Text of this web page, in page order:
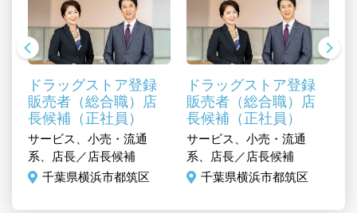
ドラッグストア登録
販売者（総合職）店
長候補（正社員）
サービス、小売・流通
系、店長／店長候補
千葉県横浜市都筑区
ドラッグストア登録
販売者（総合職）店
長候補（正社員）
サービス、小売・流通
系、店長／店長候補
千葉県横浜市都筑区